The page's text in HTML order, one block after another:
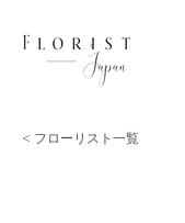
< フローリスト一覧